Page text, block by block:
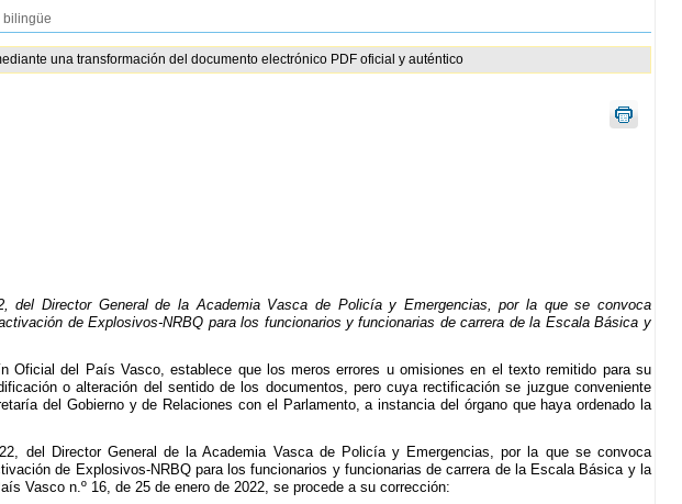
bilingüe
una transformación del documento electrónico PDF oficial y auténtico
del Director General de la Academia Vasca de Policía y Emergencias, por la que se convoca
de Explosivos-NRBQ para los funcionarios y funcionarias de carrera de la Escala Básica y
Oficial del País Vasco, establece que los meros errores u omisiones en el texto remitido para su
o alteración del sentido de los documentos, pero cuya rectificación se juzgue conveniente
del Gobierno y de Relaciones con el Parlamento, a instancia del órgano que haya ordenado la
del Director General de la Academia Vasca de Policía y Emergencias, por la que se convoca
de Explosivos-NRBQ para los funcionarios y funcionarias de carrera de la Escala Básica y la
Vasco n.º 16, de 25 de enero de 2022, se procede a su corrección: